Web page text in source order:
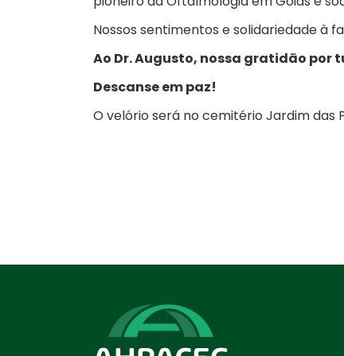
Nossos sentimentos e solidariedade à
Ao Dr. Augusto, nossa gratidão por
Descanse em paz!
O velório será no cemitério Jardim das